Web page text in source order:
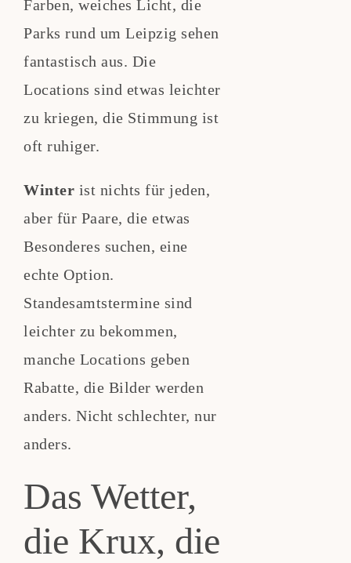
Farben, weiches Licht, die
Parks rund um Leipzig sehen
fantastisch aus. Die
Locations sind etwas leichter
zu kriegen, die Stimmung ist
oft ruhiger.
Winter ist nichts für jeden,
aber für Paare, die etwas
Besonderes suchen, eine
echte Option.
Standesamtstermine sind
leichter zu bekommen,
manche Locations geben
Rabatte, die Bilder werden
anders. Nicht schlechter, nur
anders.
Das Wetter,
die Krux, die